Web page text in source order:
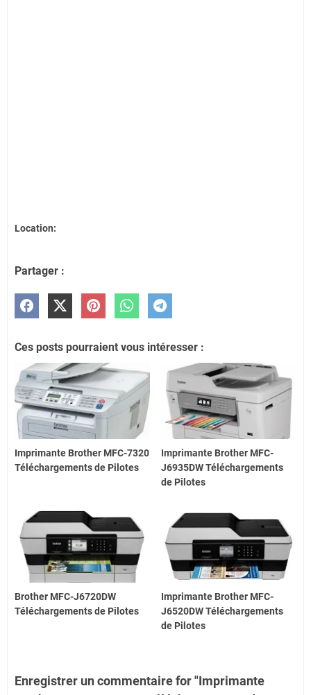
Location:
Partager :
Ces posts pourraient vous intéresser :
Imprimante Brother MFC-7320
Téléchargements de Pilotes
Imprimante Brother MFC-
J6935DW Téléchargements
de Pilotes
Brother MFC-J6720DW
Téléchargements de Pilotes
Imprimante Brother MFC-
J6520DW Téléchargements
de Pilotes
Enregistrer un commentaire for "Imprimante